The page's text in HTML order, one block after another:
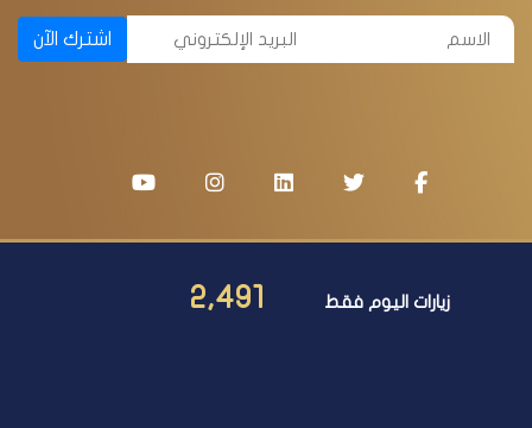
اشترك الآن
زيارات اليوم فقط 2,491